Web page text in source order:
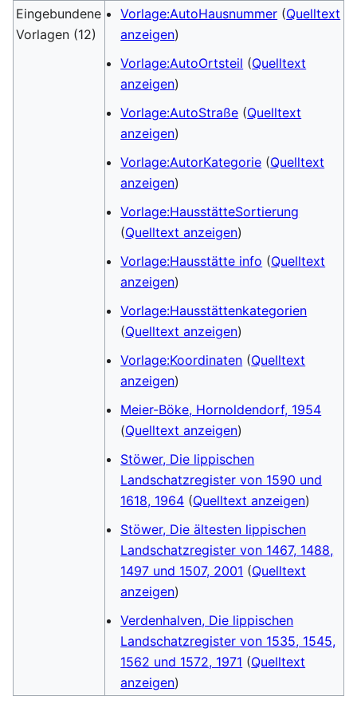
Eingebundene
Vorlagen (12)
Vorlage:AutoHausnummer (Quelltext
anzeigen)
Vorlage:AutoOrtsteil (Quelltext
anzeigen)
Vorlage:AutoStraße (Quelltext
anzeigen)
Vorlage:AutorKategorie (Quelltext
anzeigen)
Vorlage:HausstätteSortierung
(Quelltext anzeigen)
Vorlage:Hausstätte info (Quelltext
anzeigen)
Vorlage:Hausstättenkategorien
(Quelltext anzeigen)
Vorlage:Koordinaten (Quelltext
anzeigen)
Meier-Böke, Hornoldendorf, 1954
(Quelltext anzeigen)
Stöwer, Die lippischen
Landschatzregister von 1590 und
1618, 1964 (Quelltext anzeigen)
Stöwer, Die ältesten lippischen
Landschatzregister von 1467, 1488,
1497 und 1507, 2001 (Quelltext
anzeigen)
Verdenhalven, Die lippischen
Landschatzregister von 1535, 1545,
1562 und 1572, 1971 (Quelltext
anzeigen)